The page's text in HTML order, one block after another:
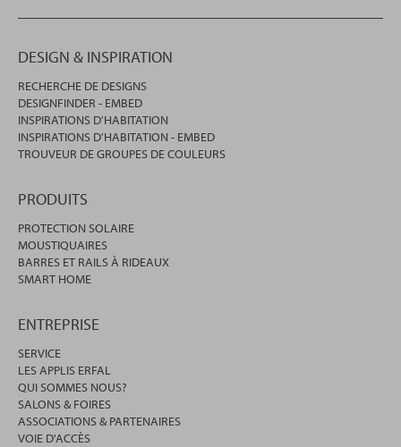
DESIGN & INSPIRATION
RECHERCHE DE DESIGNS
DESIGNFINDER - EMBED
INSPIRATIONS D'HABITATION
INSPIRATIONS D'HABITATION - EMBED
TROUVEUR DE GROUPES DE COULEURS
PRODUITS
PROTECTION SOLAIRE
MOUSTIQUAIRES
BARRES ET RAILS À RIDEAUX
SMART HOME
ENTREPRISE
SERVICE
LES APPLIS ERFAL
QUI SOMMES NOUS?
SALONS & FOIRES
ASSOCIATIONS & PARTENAIRES
VOIE D'ACCÈS